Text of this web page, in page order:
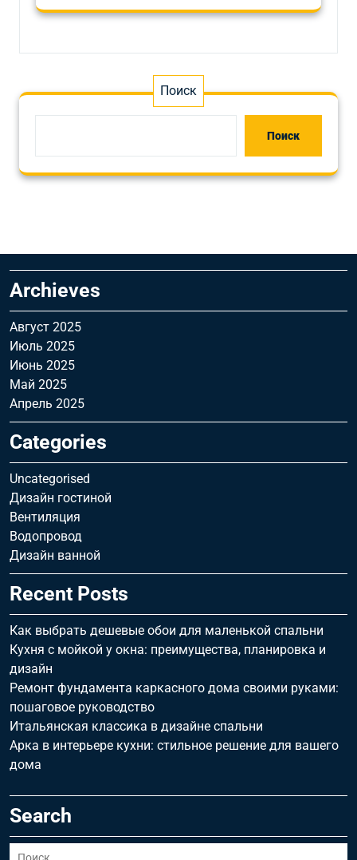
Поиск
Поиск
Archieves
Август 2025
Июль 2025
Июнь 2025
Май 2025
Апрель 2025
Categories
Uncategorised
Дизайн гостиной
Вентиляция
Водопровод
Дизайн ванной
Recent Posts
Как выбрать дешевые обои для маленькой спальни
Кухня с мойкой у окна: преимущества, планировка и
дизайн
Ремонт фундамента каркасного дома своими руками:
пошаговое руководство
Итальянская классика в дизайне спальни
Арка в интерьере кухни: стильное решение для вашего
дома
Search